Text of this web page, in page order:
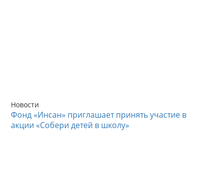
Новости
Фонд «Инсан» приглашает принять участие в
акции «Собери детей в школу»